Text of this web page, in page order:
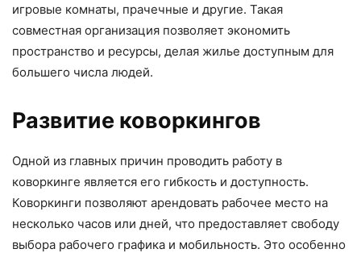
игровые комнаты, прачечные и другие. Такая
совместная организация позволяет экономить
пространство и ресурсы, делая жилье доступным для
большего числа людей.
Развитие коворкингов
Одной из главных причин проводить работу в
коворкинге является его гибкость и доступность.
Коворкинги позволяют арендовать рабочее место на
несколько часов или дней, что предоставляет свободу
выбора рабочего графика и мобильность. Это особенно